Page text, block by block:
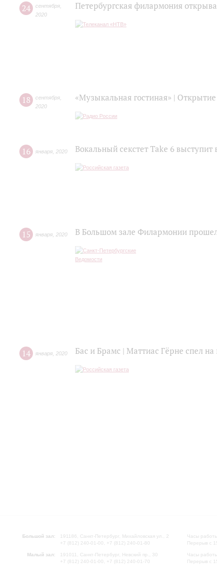
24 сентября
2020
Петербургская филармония
18 сентября
2020
«Музыкальная гостиная» |
16 января 2020 Вокальный секстет Take 6 выступит
15 января 2020 В Большом зале Филармонии
14 января 2020 Бас и Брамс | Маттиас Гёрне спел
Большой зал:
191186, Санкт-Петербург, Михайловская ул., 2
+7 (812) 240-01-00, +7 (812) 240-01-80
Малый зал:
191011, Санкт-Петербург, Невский пр., 30
+7 (812) 240-01-00, +7 (812) 240-01-70
Часы
Перерыв с
Часы
Перерыв с